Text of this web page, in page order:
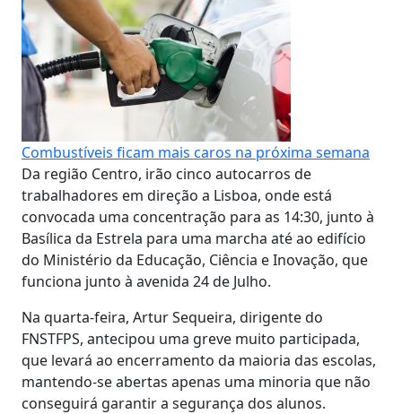
Combustíveis ficam mais caros na próxima semana
Da região Centro, irão cinco autocarros de
trabalhadores em direção a Lisboa, onde está
convocada uma concentração para as 14:30, junto à
Basílica da Estrela para uma marcha até ao edifício
do Ministério da Educação, Ciência e Inovação, que
funciona junto à avenida 24 de Julho.
Na quarta-feira, Artur Sequeira, dirigente do
FNSTFPS, antecipou uma greve muito participada,
que levará ao encerramento da maioria das escolas,
mantendo-se abertas apenas uma minoria que não
conseguirá garantir a segurança dos alunos.